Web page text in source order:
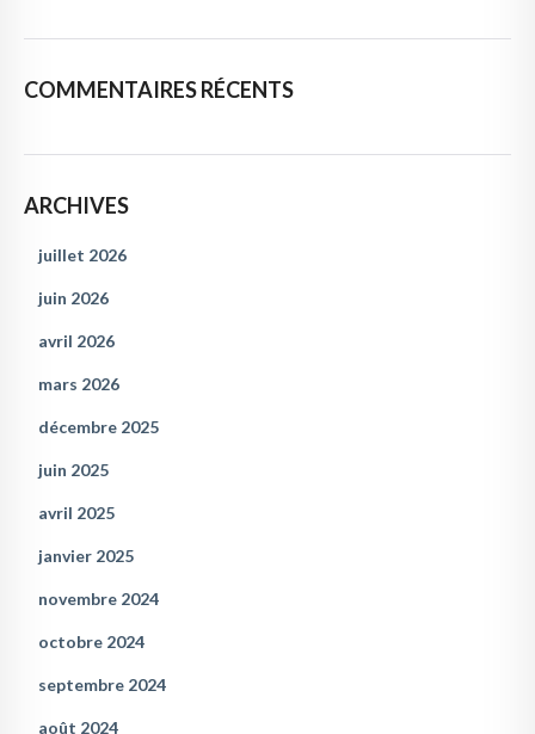
COMMENTAIRES RÉCENTS
ARCHIVES
juillet 2026
juin 2026
avril 2026
mars 2026
décembre 2025
juin 2025
avril 2025
janvier 2025
novembre 2024
octobre 2024
septembre 2024
août 2024